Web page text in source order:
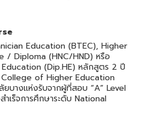
Education (BTEC), Higher
/ Diploma (HNC/HND) หรือ
(Dip.HE) หลักสูตร 2 ปี
of Higher Education
ยบางแห่งรับจากผู้ที่สอบ “A” Level
เร็จการศึกษาระดับ National